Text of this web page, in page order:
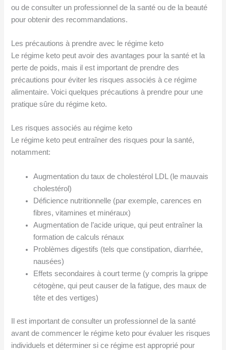
ou de consulter un professionnel de la santé ou de la beauté
pour obtenir des recommandations.
Les précautions à prendre avec le régime keto
Le régime keto peut avoir des avantages pour la santé et la
perte de poids, mais il est important de prendre des
précautions pour éviter les risques associés à ce régime
alimentaire. Voici quelques précautions à prendre pour une
pratique sûre du régime keto.
Les risques associés au régime keto
Le régime keto peut entraîner des risques pour la santé,
notamment:
Augmentation du taux de cholestérol LDL (le mauvais
cholestérol)
Déficience nutritionnelle (par exemple, carences en
fibres, vitamines et minéraux)
Augmentation de l’acide urique, qui peut entraîner la
formation de calculs rénaux
Problèmes digestifs (tels que constipation, diarrhée,
nausées)
Effets secondaires à court terme (y compris la grippe
cétogène, qui peut causer de la fatigue, des maux de
tête et des vertiges)
Il est important de consulter un professionnel de la santé
avant de commencer le régime keto pour évaluer les risques
individuels et déterminer si ce régime est approprié pour